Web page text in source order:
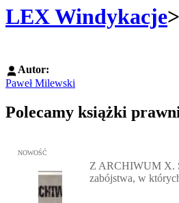
LEX Windykacje
Autor:
Paweł Milewski
Polecamy książki
Przejdź do: Z ARCHIWUM X.
NOWOŚĆ
Z ARCHIWUM X.
zabójstwa, w